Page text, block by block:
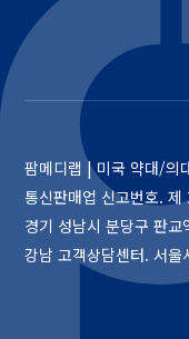
팜메디랩 | 미국 약대/의
통신판매업 신고번호. 제
경기 성남시 분당구 판
강남 고객상담센터. 서